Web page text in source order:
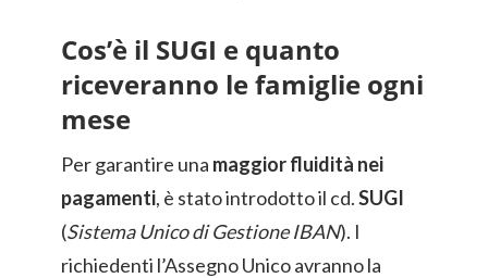
Cos’è il SUGI e quanto
riceveranno le famiglie ogni
mese
Per garantire una maggior fluidità nei
pagamenti, è stato introdotto il cd.SUGI
(Sistema Unico di Gestione IBAN). I
richiedenti l’Assegno Unico avranno la